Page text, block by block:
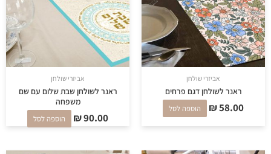
אביזרי שולחן
ראנר לשולחן דגם פרחים
₪58.00 הוספה לסל
אביזרי שולחן
ראנר לשולחן שבת שלום עם שם
משפחה
₪90.00 הוספה לסל